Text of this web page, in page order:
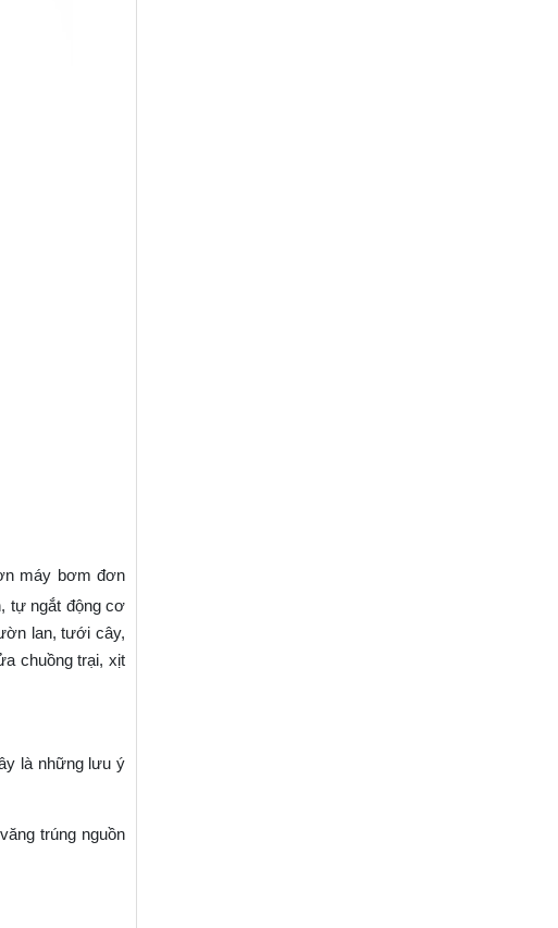
máy bơm đơn
tự ngắt động cơ
lan, tưới cây,
chuồng trại, xịt
là những lưu ý
trúng nguồn